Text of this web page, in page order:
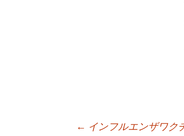
← インフルエンザワ